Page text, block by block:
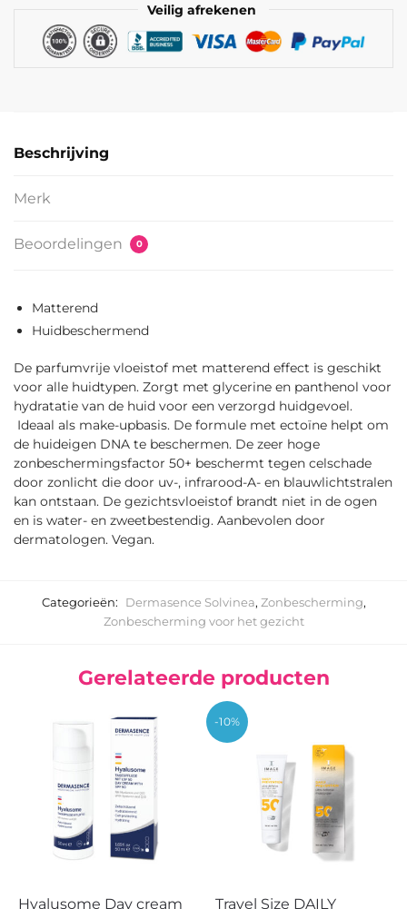
Veilig afrekenen
Beschrijving
Merk
Beoordelingen 0
Matterend
Huidbeschermend
De parfumvrije vloeistof met matterend effect is geschikt
voor alle huidtypen. Zorgt met glycerine en panthenol voor
hydratatie van de huid voor een verzorgd huidgevoel.
Ideaal als make-upbasis. De formule met ectoïne helpt om
de huideigen DNA te beschermen. De zeer hoge
zonbeschermingsfactor 50+ beschermt tegen celschade
door zonlicht die door uv-, infrarood-A- en blauwlichtstralen
kan ontstaan. De gezichtsvloeistof brandt niet in de ogen
en is water- en zweetbestendig. Aanbevolen door
dermatologen. Vegan.
Categorieën: Dermasence Solvinea, Zonbescherming,
Zonbescherming voor het gezicht
Gerelateerde producten
Hyalusome Day cream
-10%
Travel Size DAILY